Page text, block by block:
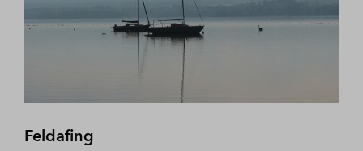
Feldafing